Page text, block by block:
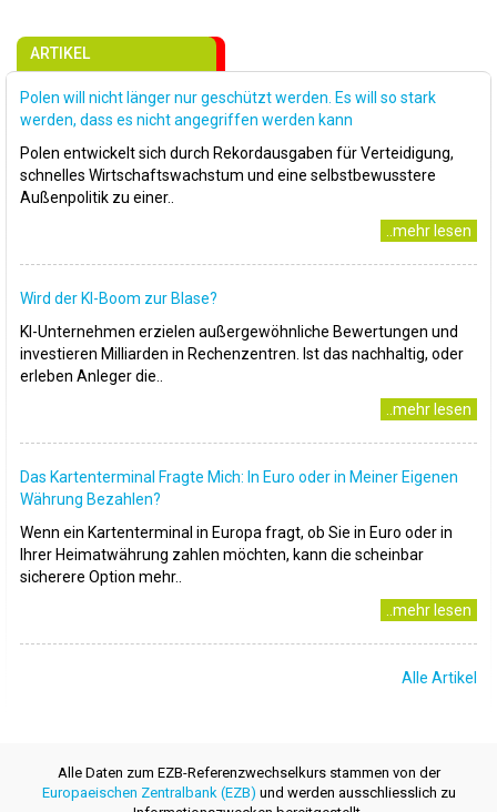
ARTIKEL
Polen will nicht länger nur geschützt werden. Es will so stark
werden, dass es nicht angegriffen werden kann
Polen entwickelt sich durch Rekordausgaben für Verteidigung,
schnelles Wirtschaftswachstum und eine selbstbewusstere
Außenpolitik zu einer..
..mehr lesen
Wird der KI-Boom zur Blase?
KI-Unternehmen erzielen außergewöhnliche Bewertungen und
investieren Milliarden in Rechenzentren. Ist das nachhaltig, oder
erleben Anleger die..
..mehr lesen
Das Kartenterminal Fragte Mich: In Euro oder in Meiner Eigenen
Währung Bezahlen?
Wenn ein Kartenterminal in Europa fragt, ob Sie in Euro oder in
Ihrer Heimatwährung zahlen möchten, kann die scheinbar
sicherere Option mehr..
..mehr lesen
Alle Artikel
Alle Daten zum EZB-Referenzwechselkurs stammen von der
Europaeischen Zentralbank (EZB) und werden ausschliesslich zu